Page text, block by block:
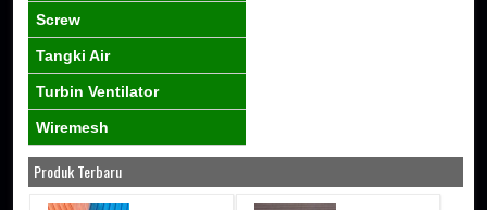
Screw
Tangki Air
Turbin Ventilator
Wiremesh
Produk Terbaru